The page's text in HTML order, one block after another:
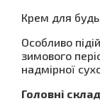
Крем для будь-
Особливо
зимового
надмірної
Головні